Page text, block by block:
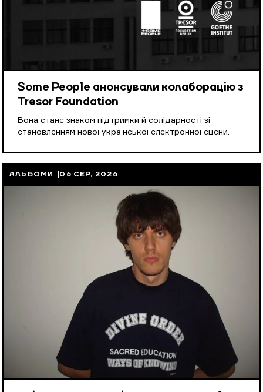
Some People анонсували колаборацію з
Tresor Foundation
Вона стане знаком підтримки й солідарності зі
становленням нової української електронної сцени.
АЛЬБОМИ 06 СЕР, 2026